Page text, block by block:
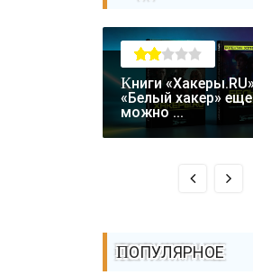
Книги «Хакеры.RU» и
«Белый хакер» еще
можно ...
ПОПУЛЯРНОЕ